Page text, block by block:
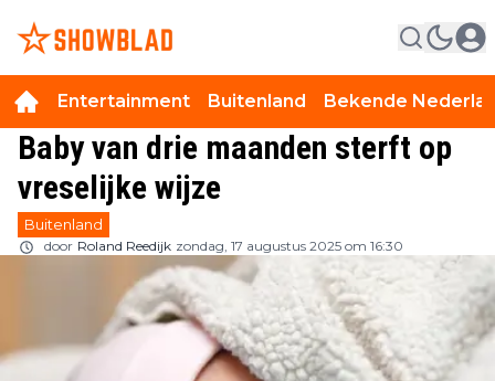
Entertainment Buitenland Bekende
Baby van drie maanden sterft op
vreselijke wijze
Buitenland
door Roland Reedijk zondag, 17 augustus 2025 om 16:30